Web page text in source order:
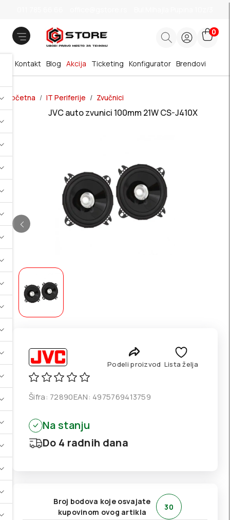
0
Brendovi
Blog Akcija
Kontakt Ticketing Konfigurator
Početna IT Periferije Zvučnici
JVC auto zvunici 100mm 21W CS-J410X
Podeli proizvod Lista želja
Šifra: 72890EAN: 4975769413759
Na stanju
Do 4 radnih dana
Broj bodova koje osvajate
kupovinom ovog artikla
30